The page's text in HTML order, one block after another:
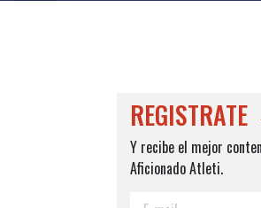
REGISTRATE
Y recibe el mejor
Aficionado Atleti.